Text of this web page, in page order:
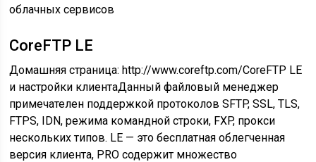
облачных сервисов
CoreFTP LE
Домашняя страница: http://www.coreftp.com/CoreFTP LE
и настройки клиентаДанный файловый менеджер
примечателен поддержкой протоколов SFTP, SSL, TLS,
FTPS, IDN, режима командной строки, FXP, прокси
нескольких типов. LE — это бесплатная облегченная
версия клиента, PRO содержит множество